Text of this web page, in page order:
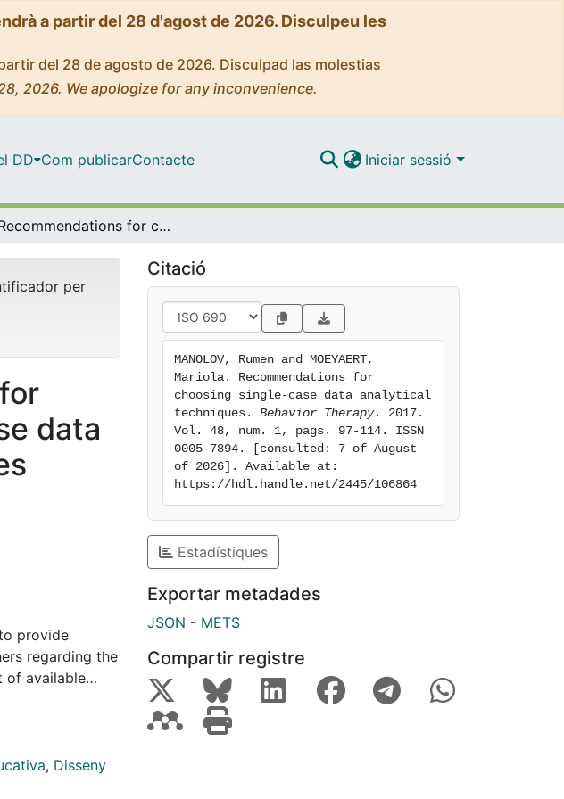
a partir del 28 d'agost de 2026. Disculpeu les
del 28 de agosto de 2026. Disculpad las molestias
2026. We apologize for any inconvenience.
DD Com publicarContacte Iniciar sessió
Recommendations for choosing single-case data analytical techniques
per
data
provide
regarding the
of available
been growing
Such an
that yield
and
, Disseny
Citació
MANOLOV, Rumen and MOEYAERT,
Mariola. Recommendations for
choosing single-case data analytical
techniques. Behavior Therapy. 2017.
Vol. 48, num. 1, pags. 97-114. ISSN
0005-7894. [consulted: 7 of August
of 2026]. Available at:
https://hdl.handle.net/2445/106864
Estadístiques
Exportar metadades
JSON - METS
Compartir registre